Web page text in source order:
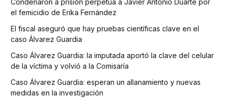
Condenaron a prisión perpetua a Javier Antonio Duarte por
el femicidio de Erika Fernández
El fiscal aseguró que hay pruebas científicas clave en el
caso Álvarez Guardia
Caso Álvarez Guardia: la imputada aportó la clave del celular
de la víctima y volvió a la Comisaría
Caso Álvarez Guardia: esperan un allanamiento y nuevas
medidas en la investigación